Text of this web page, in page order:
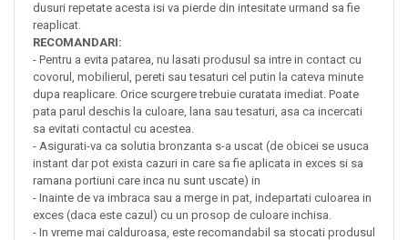
dusuri repetate acesta isi va pierde din intesitate urmand sa fie
reaplicat.
RECOMANDARI:
- Pentru a evita patarea, nu lasati produsul sa intre in contact cu
covorul, mobilierul, pereti sau tesaturi cel putin la cateva minute
dupa reaplicare. Orice scurgere trebuie curatata imediat. Poate
pata parul deschis la culoare, lana sau tesaturi, asa ca incercati
sa evitati contactul cu acestea.
- Asigurati-va ca solutia bronzanta s-a uscat (de obicei se usuca
instant dar pot exista cazuri in care sa fie aplicata in exces si sa
ramana portiuni care inca nu sunt uscate) in
- Inainte de va imbraca sau a merge in pat, indepartati culoarea in
exces (daca este cazul) cu un prosop de culoare inchisa.
- In vreme mai calduroasa, este recomandabil sa stocati produsul